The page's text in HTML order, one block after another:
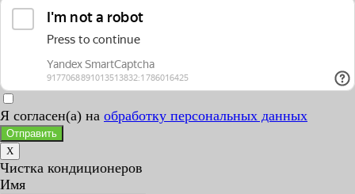
Я согласен(а) на обработку персональных данных
Отправить
X
Чистка кондиционеров
Имя